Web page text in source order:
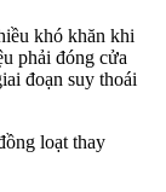
khó khăn khi
phải đóng cửa
đoạn suy thoái